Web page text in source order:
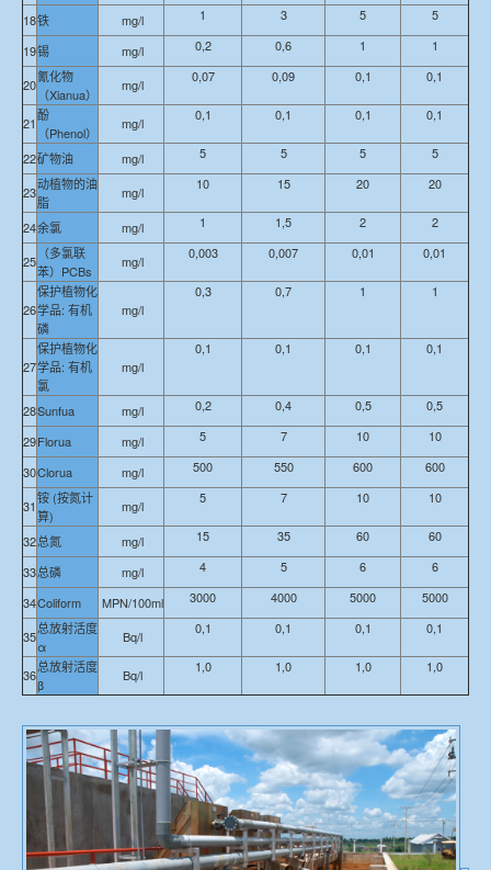
18铁 mg/l 1 3 5 5
19锡 mg/l 0,2 0,6 1 1
20氰化物
（Xianua）
mg/l 0,07 0,09 0,1 0,1
21酚
（Phenol）
mg/l 0,1 0,1 0,1 0,1
22矿物油 mg/l 5 5 5 5
23动植物的油
脂
mg/l 10 15 20 20
24余氯 mg/l 1 1,5 2 2
25 （多氯联
苯）PCBs
mg/l 0,003 0,007 0,01 0,01
26
保护植物化
学品: 有机
磷
mg/l
0,3 0,7 1 1
27
保护植物化
学品: 有机
氯
mg/l
0,1 0,1 0,1 0,1
28Sunfua mg/l 0,2 0,4 0,5 0,5
29Florua mg/l 5 7 10 10
30Clorua mg/l 500 550 600 600
31铵 (按氮计
算)
mg/l 5 7 10 10
32总氮 mg/l 15 35 60 60
33总磷 mg/l 4 5 6 6
34Coliform MPN/100ml 3000 4000 5000 5000
35总放射活度
α
Bq/l 0,1 0,1 0,1 0,1
36总放射活度
β
Bq/l 1,0 1,0 1,0 1,0